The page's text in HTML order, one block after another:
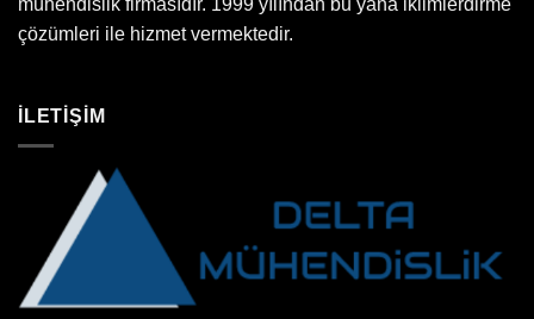
çözümleri ile hizmet vermektedir.
İLETİŞİM